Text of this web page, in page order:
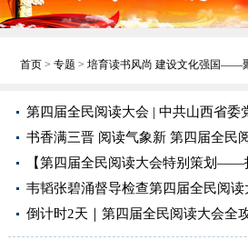
首页 > 专题 > 培育读书风尚 建设文化强国——
第四届全民阅读大会 | 中共山西省委
书香满三晋 阅读气象新 第四届全民
【第四届全民阅读大会特别策划
韦韬张碧涌督导检查第四届全民阅
倒计时2天｜第四届全民阅读大会全